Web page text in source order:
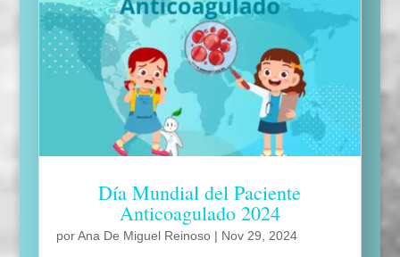
Día Mundial del Paciente
Anticoagulado 2024
porAna De Miguel Reinoso| Nov 29, 2024